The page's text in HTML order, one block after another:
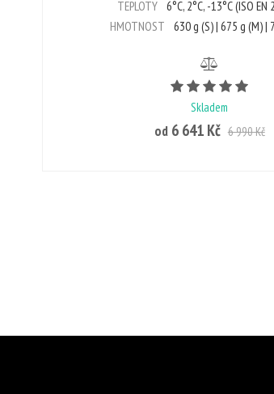
TEPLOTY 6°C, 2°C, -13°C (ISO EN
HMOTNOST 630 g (S) | 675 g (M) |
Skladem
od 6 641 Kč 6 990 Kč